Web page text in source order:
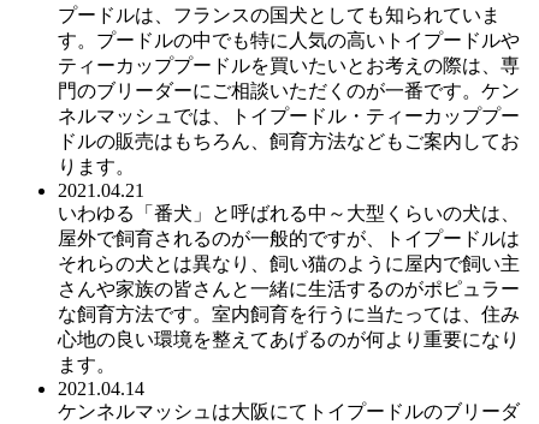
プードルは、フランスの国犬としても知られていま
す。プードルの中でも特に人気の高いトイプードルや
ティーカッププードルを買いたいとお考えの際は、専
門のブリーダーにご相談いただくのが一番です。ケン
ネルマッシュでは、トイプードル・ティーカッププー
ドルの販売はもちろん、飼育方法などもご案内してお
ります。
2021.04.21
いわゆる「番犬」と呼ばれる中～大型くらいの犬は、
屋外で飼育されるのが一般的ですが、トイプードルは
それらの犬とは異なり、飼い猫のように屋内で飼い主
さんや家族の皆さんと一緒に生活するのがポピュラー
な飼育方法です。室内飼育を行うに当たっては、住み
心地の良い環境を整えてあげるのが何より重要になり
ます。
2021.04.14
ケンネルマッシュは大阪にてトイプードルのブリーダ